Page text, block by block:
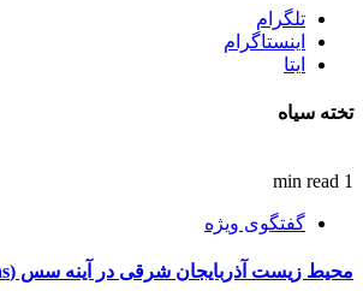
تلگرام
اینستاگرام
ایتا
تخته سیاه
1 min read
گفتگوی ویژه
محیط زیست آذربایجان شرقی در آینه سس (sas)